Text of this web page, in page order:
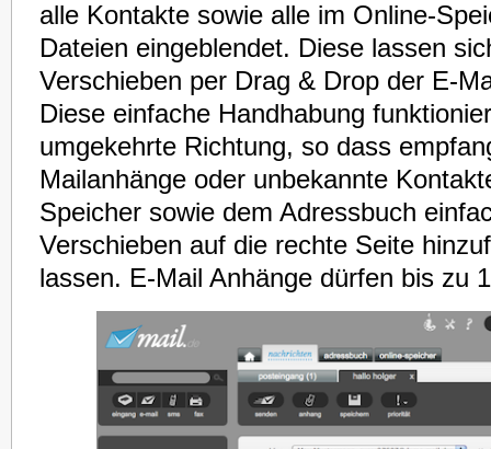
alle Kontakte sowie alle im Online-
Dateien eingeblendet. Diese lassen
Verschieben per Drag & Drop der E-
Diese einfache Handhabung
umgekehrte Richtung, so dass
Mailanhänge oder unbekannte
Speicher sowie dem Adressbuch
Verschieben auf die rechte Seite
lassen. E-Mail Anhänge dürfen bis zu